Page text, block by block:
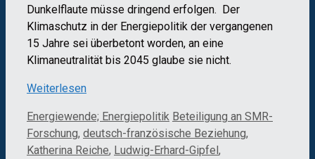
Dunkelflaute müsse dringend erfolgen. Der
Klimaschutz in der Energiepolitik der vergangenen
15 Jahre sei überbetont worden, an eine
Klimaneutralität bis 2045 glaube sie nicht.
Weiterlesen
Kategorien
Energiewende; Energiepolitik Schlagwörter
Beteiligung an SMR-
Forschung, deutsch-französische Beziehung,
Katherina Reiche, Ludwig-Erhard-Gipfel,